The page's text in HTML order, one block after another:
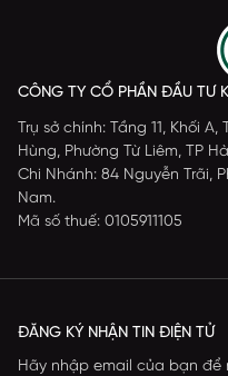
CÔNG TY CỔ PHẦN ĐẦU TƯ
Trụ sở chính: Tầng 11, Khối
Hùng, Phường Từ Liêm, TP
Chi Nhánh: 84 Nguyễn Trãi,
Nam.
Mã số thuế: 0105911105
ĐĂNG KÝ NHẬN TIN ĐIỆN TỬ
Hãy nhập email của bạn